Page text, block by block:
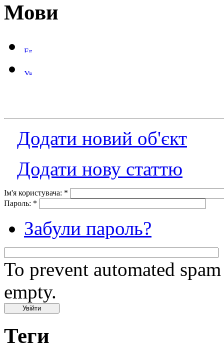
Мови
Додати новий об'єкт
Додати нову статтю
Ім'я користувача: *
Пароль: *
Забули пароль?
To prevent automated
empty.
Теги